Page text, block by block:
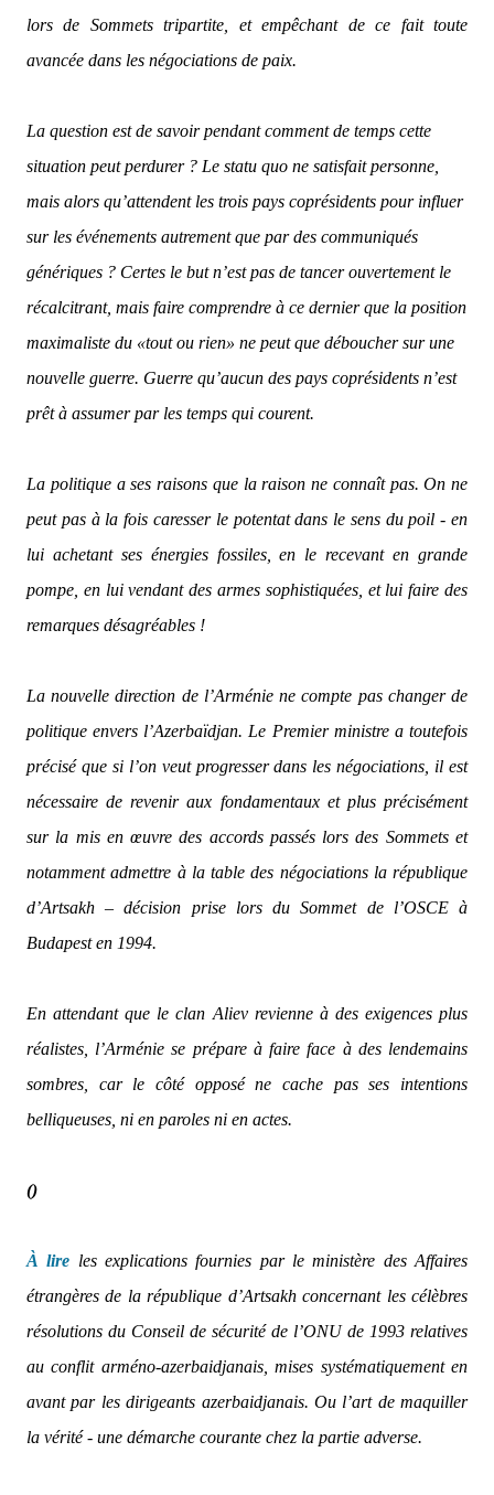
lors de Sommets tripartite, et empêchant de ce fait toute
avancée dans les négociations de paix.
La question est de savoir pendant comment de temps cette
situation peut perdurer ? Le statu quo ne satisfait personne,
mais alors qu’attendent les trois pays coprésidents pour influer
sur les événements autrement que par des communiqués
génériques ? Certes le but n’est pas de tancer ouvertement le
récalcitrant, mais faire comprendre à ce dernier que la position
maximaliste du «tout ou rien» ne peut que déboucher sur une
nouvelle guerre. Guerre qu’aucun des pays coprésidents n’est
prêt à assumer par les temps qui courent.
La politique a ses raisons que la raison ne connaît pas. On ne
peut pas à la fois caresser le potentat dans le sens du poil - en
lui achetant ses énergies fossiles, en le recevant en grande
pompe, en lui vendant des armes sophistiquées, et lui faire des
remarques désagréables !
La nouvelle direction de l’Arménie ne compte pas changer de
politique envers l’Azerbaïdjan. Le Premier ministre a toutefois
précisé que si l’on veut progresser dans les négociations, il est
nécessaire de revenir aux fondamentaux et plus précisément
sur la mis en œuvre des accords passés lors des Sommets et
notamment admettre à la table des négociations la république
d’Artsakh – décision prise lors du Sommet de l’OSCE à
Budapest en 1994.
En attendant que le clan Aliev revienne à des exigences plus
réalistes, l’Arménie se prépare à faire face à des lendemains
sombres, car le côté opposé ne cache pas ses intentions
belliqueuses, ni en paroles ni en actes.
()
À lire les explications fournies par le ministère des Affaires
étrangères de la république d’Artsakh concernant les célèbres
résolutions du Conseil de sécurité de l’ONU de 1993 relatives
au conflit arméno-azerbaidjanais, mises systématiquement en
avant par les dirigeants azerbaidjanais. Ou l’art de maquiller
la vérité - une démarche courante chez la partie adverse.